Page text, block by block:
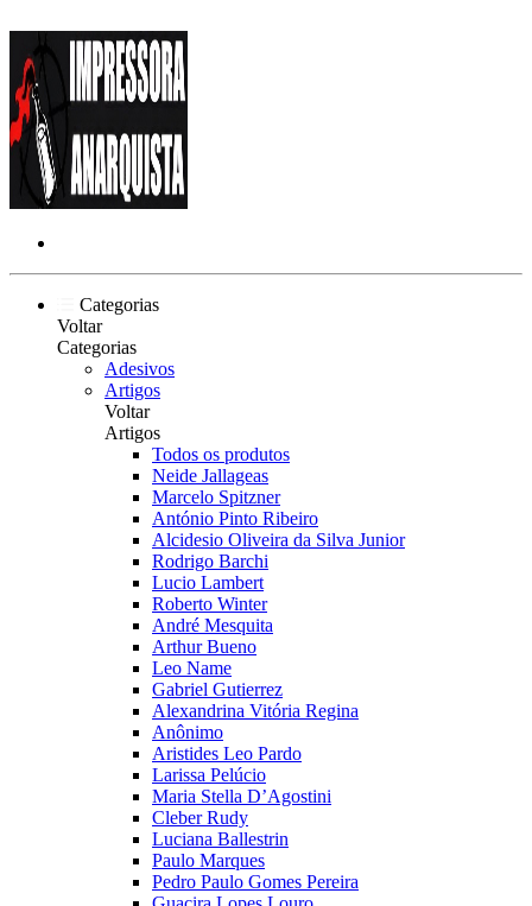
Categorias
Voltar
Categorias
Adesivos
Artigos
Voltar
Artigos
Todos os produtos
Neide Jallageas
Marcelo Spitzner
António Pinto Ribeiro
Alcidesio Oliveira da Silva Junior
Rodrigo Barchi
Lucio Lambert
Roberto Winter
André Mesquita
Arthur Bueno
Leo Name
Gabriel Gutierrez
Alexandrina Vitória Regina
Anônimo
Aristides Leo Pardo
Larissa Pelúcio
Maria Stella D’Agostini
Cleber Rudy
Luciana Ballestrin
Paulo Marques
Pedro Paulo Gomes Pereira